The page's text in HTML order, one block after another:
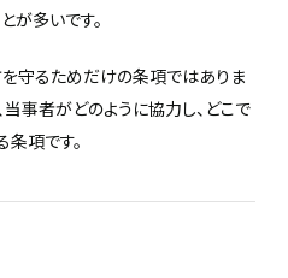
が多いです。
守るためだけの条項ではありま
事者がどのように協力し、どこで
項です。